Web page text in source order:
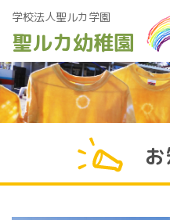
学校法人聖ルカ学園
聖ルカ幼稚園
Main